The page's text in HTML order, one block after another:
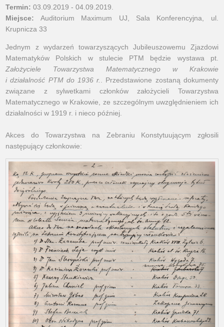
Termin: 03.09.2019 - 04.09.2019.
Miejsce: Auditorium Maximum UJ, Sala Konferencyjna, ul.
Krupnicza 33
Jednym z wydarzeń towarzyszących Jubileuszowemu Zjazdowi
Matematyków Polskich w stulecie PTM będzie wystawa pt.
Założyciele Towarzystwa Matematycznego w Krakowie
i działalność PTM do 1936 r.. Przedstawione zostaną dokumenty
związane z sylwetkami członków założycieli Towarzystwa
Matematycznego w Krakowie, ze szczególnym uwzględnieniem ich
działalności w 1919 r. i nieco później.
Akces do Towarzystwa na Zebraniu Konstytuującym zgłosili
następujący członkowie: